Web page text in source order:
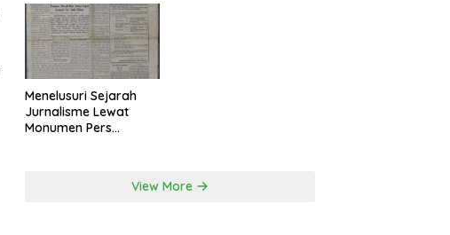
Menelusuri Sejarah
Jurnalisme Lewat
Monumen Pers
View More